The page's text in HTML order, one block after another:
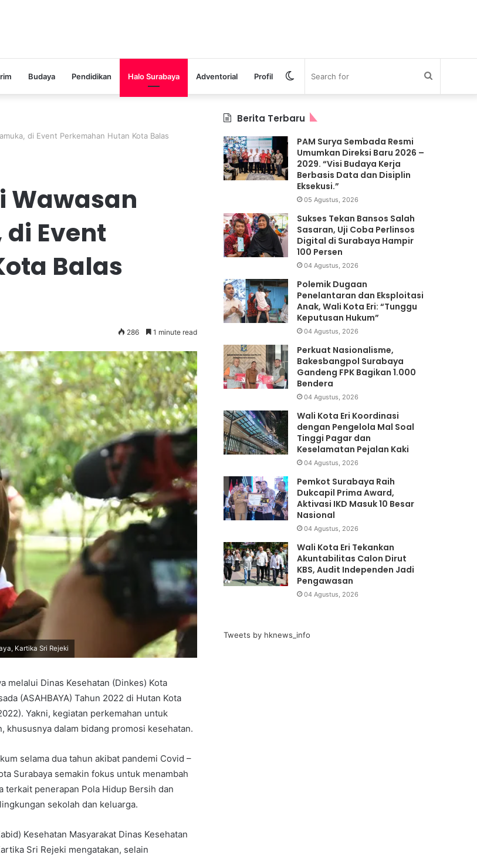
Budaya Pendidikan Halo Surabaya Adventorial Profil Search
Switch
skin
di Event Perkemahan Hutan Kota Balas
Wawasan
Event
Balas
286 1 minute read
Kartika Sri Rejeki
melalui Dinas Kesehatan (Dinkes) Kota
(ASAHBAYA) Tahun 2022 di Hutan Kota
Yakni, kegiatan perkemahan untuk
khususnya dalam bidang promosi kesehatan.
selama dua tahun akibat pandemi Covid –
Surabaya semakin fokus untuk menambah
terkait penerapan Pola Hidup Bersih dan
sekolah dan keluarga.
Kesehatan Masyarakat Dinas Kesehatan
Sri Rejeki mengatakan, selain
Berita Terbaru
PAM Surya Sembada Resmi
Umumkan Direksi Baru 2026 –
2029. “Visi Budaya Kerja
Berbasis Data dan Disiplin
Eksekusi.”
05 Agustus, 2026
Sukses Tekan Bansos Salah
Sasaran, Uji Coba Perlinsos
Digital di Surabaya Hampir
100 Persen
04 Agustus, 2026
Polemik Dugaan
Penelantaran dan Eksploitasi
Anak, Wali Kota Eri: “Tunggu
Keputusan Hukum”
04 Agustus, 2026
Perkuat Nasionalisme,
Bakesbangpol Surabaya
Gandeng FPK Bagikan 1.000
Bendera
04 Agustus, 2026
Wali Kota Eri Koordinasi
dengan Pengelola Mal Soal
Tinggi Pagar dan
Keselamatan Pejalan Kaki
04 Agustus, 2026
Pemkot Surabaya Raih
Dukcapil Prima Award,
Aktivasi IKD Masuk 10 Besar
Nasional
04 Agustus, 2026
Wali Kota Eri Tekankan
Akuntabilitas Calon Dirut
KBS, Audit Independen Jadi
Pengawasan
04 Agustus, 2026
Tweets by hknews_info